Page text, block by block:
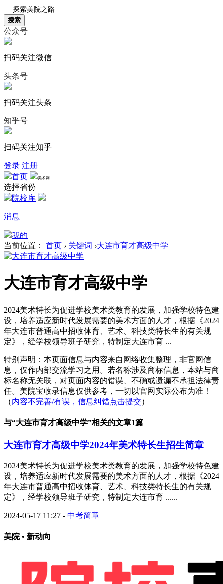
搜索
公众号
扫码关注微信
头条号
扫码关注头条
知乎号
扫码关注知乎
登录 注册
首页
美术网
选择省份
院校库
消息
我的
当前位置：
首页 › 关键词 ›大连市育才高级中学
大连市育才高级中学
2024美术特长为促进学校美术类教育的发展，加强学校特色建
设，培养适应新时代发展需要的美术方面的人才，根据《2024
年大连市普通高中招收体育、艺术、科技类特长生的有关规
定》，经学校领导班子研究，特制定大连市育 ...
特别声明：本页面信息与内容来自网络收集整理，非官网信
息，仅作内部交流学习之用。若名称涉及商标信息，本站与商
标名称无关联，对页面内容的错误、不确或遗漏不承担法律责
任。美院宝收录信息仅供参考，一切以官网实际公布为准！
（内容不完善/有误，信息纠错点击提交）
与“大连市育才高级中学”相关的文章1篇
大连市育才高级中学2024年美术特长生招生简章
2024美术特长为促进学校美术类教育的发展，加强学校特色建
设，培养适应新时代发展需要的美术方面的人才，根据《2024
年大连市普通高中招收体育、艺术、科技类特长生的有关规
定》，经学校领导班子研究，特制定大连市育 ......
2024-05-17 11:27 - 中考简章
美院 • 新动向